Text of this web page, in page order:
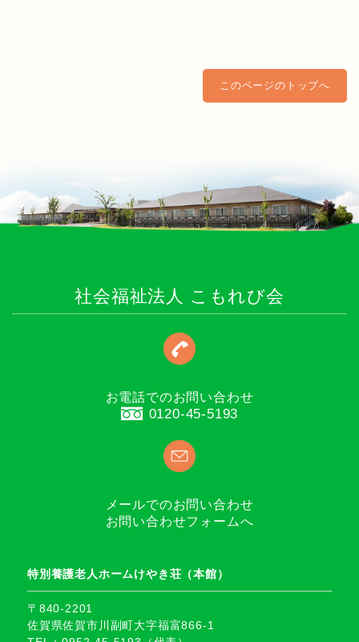
このページのトップへ
社会福祉法人 こもれび会
お電話でのお問い合わせ
0120-45-5193
メールでのお問い合わせ
お問い合わせフォームへ
特別養護老人ホームけやき荘（本館）
〒840-2201
佐賀県佐賀市川副町大字福富866-1